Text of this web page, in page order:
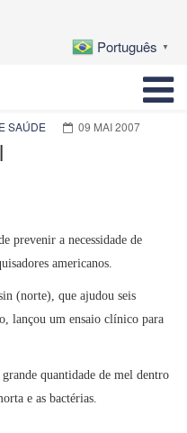
Português ▼
SAÚDE 09 MAI 2007
prevenir a necessidade de
americanos.
(norte), que ajudou seis
lançou um ensaio clínico para
quantidade de mel dentro
e as bactérias.